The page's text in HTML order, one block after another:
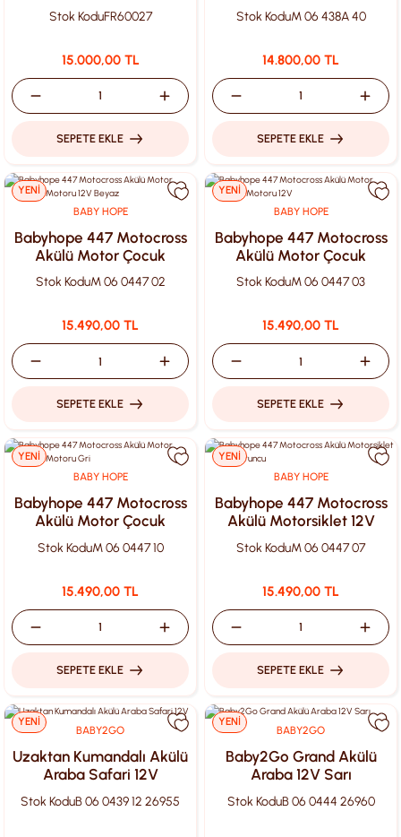
Stok KoduFR60027
15.000,00 TL
SEPETE EKLE
Stok KoduM 06 438A 40
14.800,00 TL
SEPETE EKLE
YENİ
BABY HOPE
Babyhope 447 Motocross
Akülü Motor Çocuk
Motoru 12V Beyaz
Stok KoduM 06 0447 02
15.490,00 TL
SEPETE EKLE
YENİ
BABY HOPE
Babyhope 447 Motocross
Akülü Motor Çocuk
Motoru 12V
Stok KoduM 06 0447 03
15.490,00 TL
SEPETE EKLE
YENİ
BABY HOPE
Babyhope 447 Motocross
Akülü Motor Çocuk
Motoru Gri
Stok KoduM 06 0447 10
15.490,00 TL
SEPETE EKLE
YENİ
BABY HOPE
Babyhope 447 Motocross
Akülü Motorsiklet 12V
Turuncu
Stok KoduM 06 0447 07
15.490,00 TL
SEPETE EKLE
YENİ
BABY2GO
Uzaktan Kumandalı Akülü
Araba Safari 12V
Stok KoduB 06 0439 12 26955
YENİ
BABY2GO
Baby2Go Grand Akülü
Araba 12V Sarı
Stok KoduB 06 0444 26960